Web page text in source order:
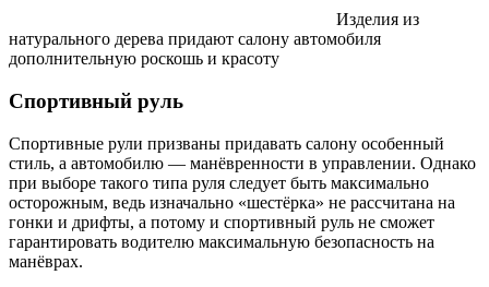
Изделия из
натурального дерева придают салону автомобиля
дополнительную роскошь и красоту
Спортивный руль
Спортивные рули призваны придавать салону особенный
стиль, а автомобилю — манёвренности в управлении. Однако
при выборе такого типа руля следует быть максимально
осторожным, ведь изначально «шестёрка» не рассчитана на
гонки и дрифты, а потому и спортивный руль не сможет
гарантировать водителю максимальную безопасность на
манёврах.